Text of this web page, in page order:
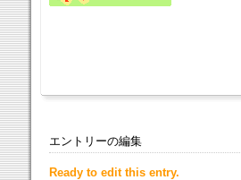
エントリーの編集
Ready to edit this entry.